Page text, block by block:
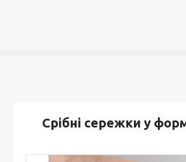
Срібні сережки у